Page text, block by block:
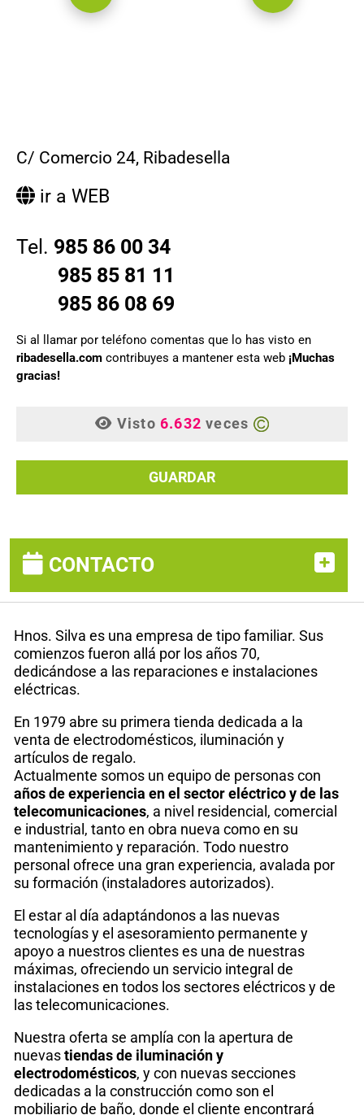
C/ Comercio 24, Ribadesella
ir a WEB
Tel. 985 86 00 34
985 85 81 11
985 86 08 69
Si al llamar por teléfono comentas que lo has visto en
ribadesella.com contribuyes a mantener esta web ¡Muchas
gracias!
Visto6.632 veces
GUARDAR
CONTACTO
Hnos. Silva es una empresa de tipo familiar. Sus
comienzos fueron allá por los años 70,
dedicándose a las reparaciones e instalaciones
eléctricas.
En 1979 abre su primera tienda dedicada a la
venta de electrodomésticos, iluminación y
artículos de regalo.
Actualmente somos un equipo de personas con
años de experiencia en el sector eléctrico y de las
telecomunicaciones, a nivel residencial, comercial
e industrial, tanto en obra nueva como en su
mantenimiento y reparación. Todo nuestro
personal ofrece una gran experiencia, avalada por
su formación (instaladores autorizados).
El estar al día adaptándonos a las nuevas
tecnologías y el asesoramiento permanente y
apoyo a nuestros clientes es una de nuestras
máximas, ofreciendo un servicio integral de
instalaciones en todos los sectores eléctricos y de
las telecomunicaciones.
Nuestra oferta se amplía con la apertura de
nuevastiendas de iluminación y
electrodomésticos, y con nuevas secciones
dedicadas a la construcción como son el
mobiliario de baño, donde el cliente encontrará